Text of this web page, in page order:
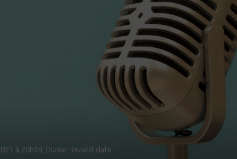
à 20h59, Durée : Invalid date